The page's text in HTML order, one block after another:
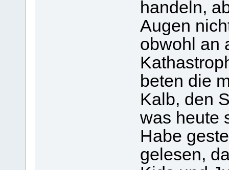
handeln,
Augen
obwohl an
beten die
Kalb, den
was heute
Habe
gelesen,